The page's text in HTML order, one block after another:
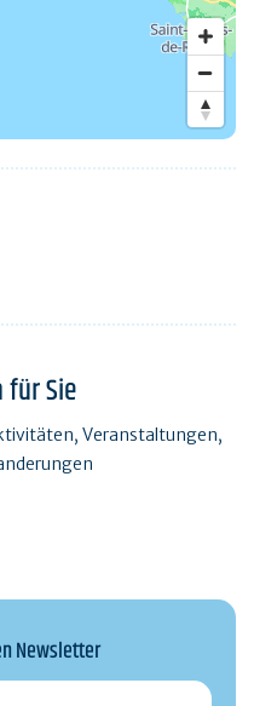
Sie
Veranstaltungen,
Newsletter